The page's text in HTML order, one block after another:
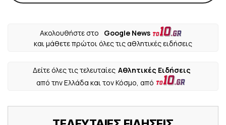
Ακολουθήστε στο
Google News
και μάθετε πρώτοι όλες τις αθλητικές ειδήσεις
Δείτε όλες τις τελευταίες Αθλητικές Ειδήσεις
από την Ελλάδα και τον Κόσμο, από